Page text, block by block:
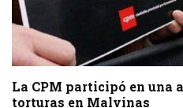
La CPM participó en una
torturas en Malvinas